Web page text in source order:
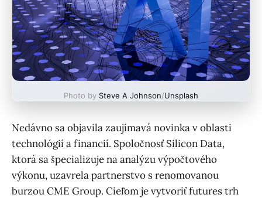
Photo by Steve A Johnson/Unsplash
Nedávno sa objavila zaujímavá novinka v oblasti
technológií a financií. Spoločnosť Silicon Data,
ktorá sa špecializuje na analýzu výpočtového
výkonu, uzavrela partnerstvo s renomovanou
burzou CME Group. Cieľom je vytvoriť futures trh